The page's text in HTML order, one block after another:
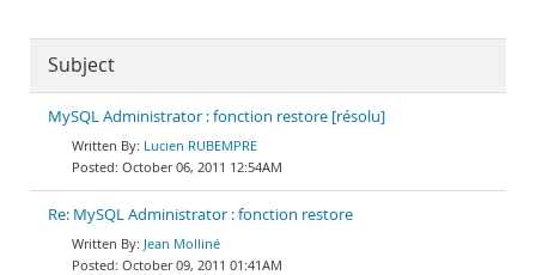
Subject
MySQL Administrator : fonction restore [résolu]
Lucien RUBEMPRE
October 06, 2011 12:54AM
Re: MySQL Administrator : fonction restore
Jean Molliné
October 09, 2011 01:41AM